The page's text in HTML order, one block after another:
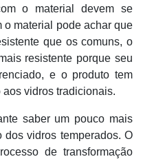
o material devem se
o material pode achar que
que os comuns, o
resistente porque seu
e o produto tem
vidros tradicionais.
saber um pouco mais
vidros temperados. O
de transformação